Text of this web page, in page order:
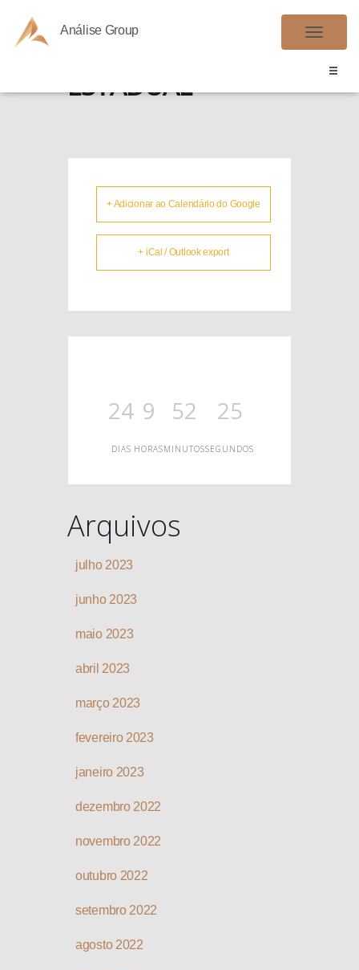
Análise Group
A
ESTADUAL
+ Adicionar ao Calendário do Google
+ iCal / Outlook export
24
DIAS
9
HORAS
52
MINUTOS
25
SEGUNDOS
Arquivos
julho 2023
junho 2023
maio 2023
abril 2023
março 2023
fevereiro 2023
janeiro 2023
dezembro 2022
novembro 2022
outubro 2022
setembro 2022
agosto 2022